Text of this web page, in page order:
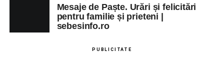
Mesaje de Paște. Urări și felicitări
pentru familie și prieteni |
sebesinfo.ro
PUBLICITATE